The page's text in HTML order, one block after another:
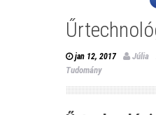
jan 12, 2017 Júlia
Tudomány